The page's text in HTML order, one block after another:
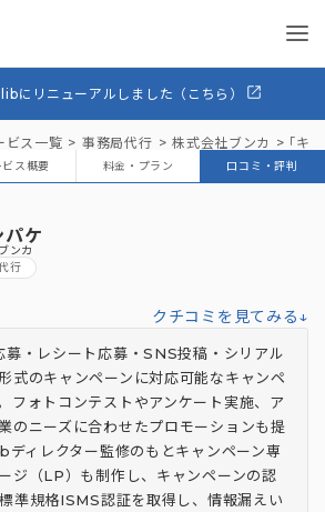
にリニューアルしました（こちら）
ス一覧 事務局代行 株式会社ブンカ 「キ
ビス概要 料金・プラン 口コミ・評判
パケ
ンカ
行
クチコミを見てみる↓
・レシート応募・SNS投稿・シリアル
式のキャンペーンに対応可能なキャンペ
フォトコンテストやアンケート実施、ア
のニーズに合わせたプロモーションも提
ィレクター監修のもとキャンペーン専
ジ（LP）も制作し、キャンペーンの認
準規格ISMS認証を取得し、情報漏えい